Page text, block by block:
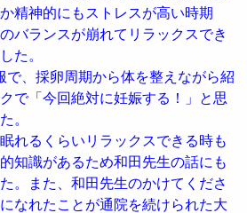
精神的にもストレスが高い時期
バランスが崩れてリラックスでき
た。
で、採卵周期から体を整えながら紹
で「今回絶対に妊娠する！」と思
。
れるくらいリラックスできる時も
知識があるため和田先生の話にも
。また、和田先生のかけてくださ
なれたことが通院を続けられた大